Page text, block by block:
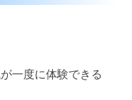
一度に体験できる